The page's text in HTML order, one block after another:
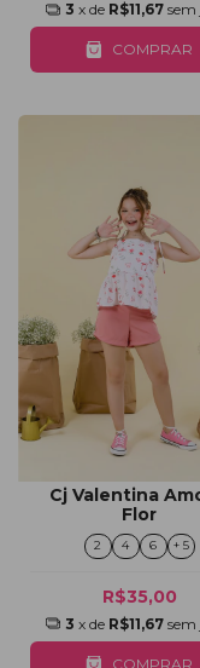
3 x de R$11,67 sem
COMPRAR
Cj Valentina
Flor
2 4 6 + 5
R$35,00
3 x de R$11,67 sem
COMPRAR